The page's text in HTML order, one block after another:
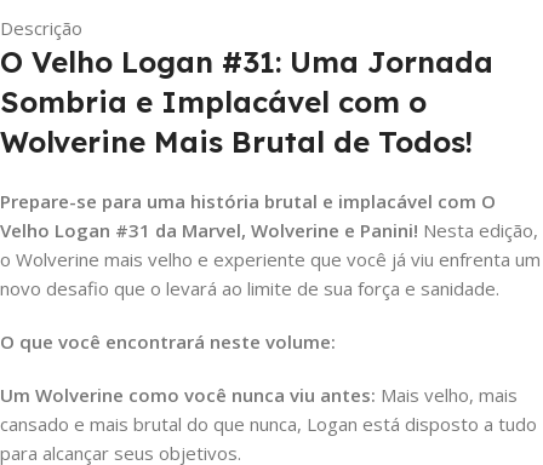
Descrição
O Velho Logan #31: Uma Jornada
Sombria e Implacável com o
Wolverine Mais Brutal de Todos!
Prepare-se para uma história brutal e implacável com O
Velho Logan #31 da Marvel, Wolverine e Panini! Nesta edição,
o Wolverine mais velho e experiente que você já viu enfrenta um
novo desafio que o levará ao limite de sua força e sanidade.
O que você encontrará neste volume:
Um Wolverine como você nunca viu antes: Mais velho, mais
cansado e mais brutal do que nunca, Logan está disposto a tudo
para alcançar seus objetivos.